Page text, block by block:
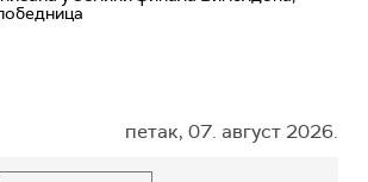
петак, 07. август 2026.